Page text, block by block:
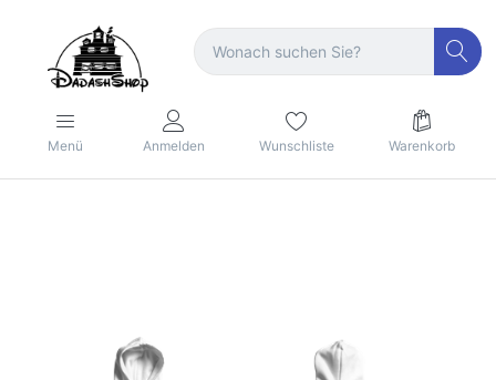
Menü Anmelden Wunschliste Warenkorb